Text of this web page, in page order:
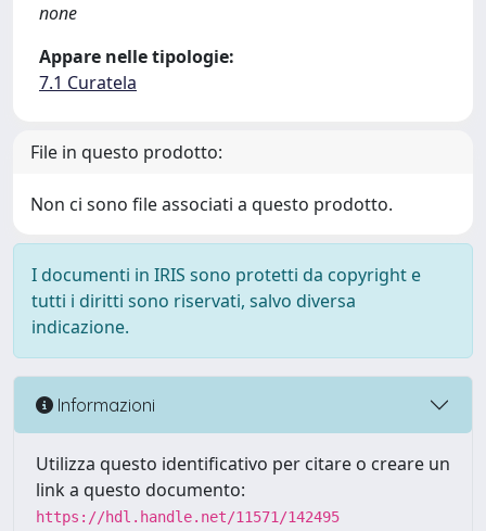
none
Appare nelle tipologie:
7.1 Curatela
File in questo prodotto:
Non ci sono file associati a questo prodotto.
I documenti in IRIS sono protetti da copyright e
tutti i diritti sono riservati, salvo diversa
indicazione.
Informazioni
Utilizza questo identificativo per citare o creare un
link a questo documento:
https://hdl.handle.net/11571/142495